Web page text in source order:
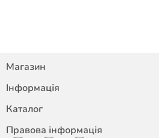
Магазин
Інформація
Каталог
Правова інформація